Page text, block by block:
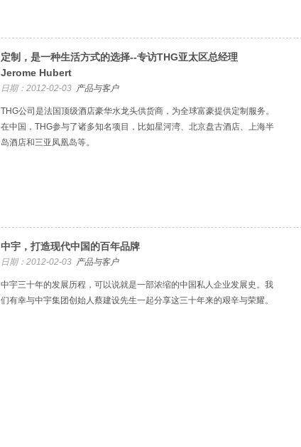
定制，是一种生活方式的选择--专访THG亚太区总经理
Jerome Hubert
日期：2012-02-03 产品与客户
THG公司是法国顶级酒店豪华水龙头供货商，为全球富豪提供定制服务。
在中国，THG参与了诸多知名项目，比如星河湾、北京盘古酒店、上海半
岛酒店和三亚凤凰岛等。
中宇，打造现代中国的百年品牌
日期：2012-02-03 产品与客户
中宇三十年的发展历程，可以说就是一部浓缩的中国私人企业发展史。我
们有幸与中宇集团创始人蔡建设先生一起分享这三十年来的艰辛与荣耀。